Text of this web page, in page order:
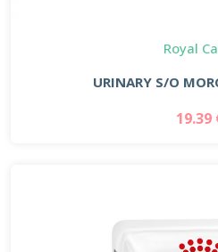
Royal
URINARY S/O
19.39